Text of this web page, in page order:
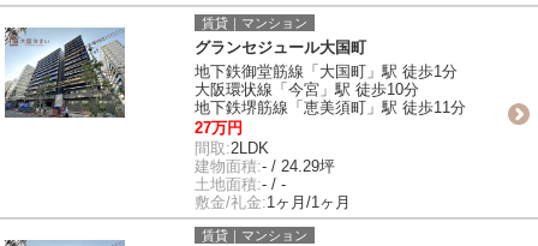
賃貸｜マンション
グランセジュール大国町
地下鉄御堂筋線「大国町」駅 徒歩1分
大阪環状線「今宮」駅 徒歩10分
地下鉄堺筋線「恵美須町」駅 徒歩11分
27万円
間取:2LDK
建物面積:- / 24.29坪
土地面積:- / -
敷金/礼金:1ヶ月/1ヶ月
賃貸｜マンション